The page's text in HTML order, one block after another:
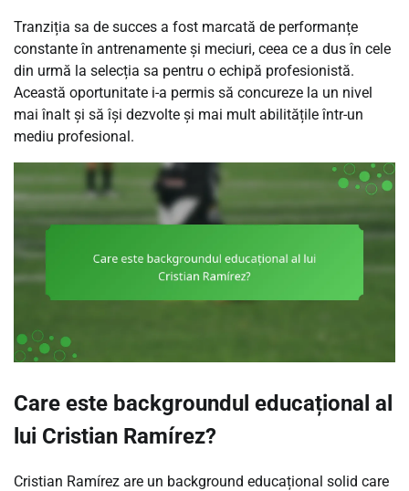
Tranziția sa de succes a fost marcată de performanțe
constante în antrenamente și meciuri, ceea ce a dus în cele
din urmă la selecția sa pentru o echipă profesionistă.
Această oportunitate i-a permis să concureze la un nivel
mai înalt și să își dezvolte și mai mult abilitățile într-un
mediu profesional.
Care este backgroundul educațional al
lui Cristian Ramírez?
Cristian Ramírez are un background educațional solid care